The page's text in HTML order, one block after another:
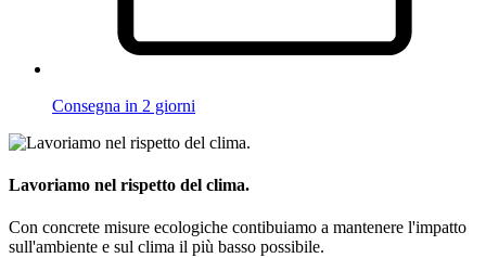
Consegna in 2 giorni
Lavoriamo nel rispetto del clima.
Con concrete misure ecologiche contibuiamo a mantenere l'impatto
sull'ambiente e sul clima il più basso possibile.